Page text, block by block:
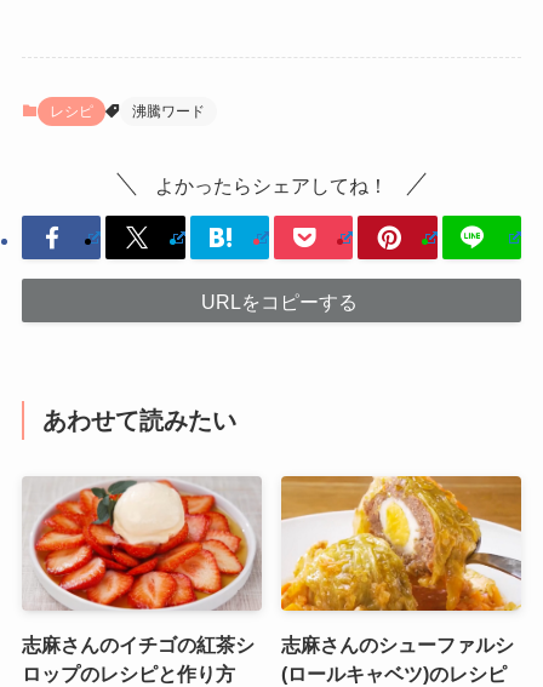
レシピ 沸騰ワード
よかったらシェアしてね！
URLをコピーする
あわせて読みたい
志麻さんのイチゴの紅茶シ
ロップのレシピと作り方
志麻さんのシューファルシ
(ロールキャベツ)のレシピ